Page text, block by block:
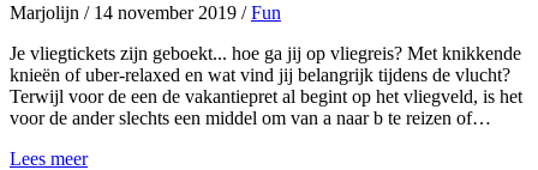
Marjolijn /14 november 2019 / Fun
Je vliegtickets zijn geboekt... hoe ga jij op vliegreis? Met knikkende
knieën of uber-relaxed en wat vind jij belangrijk tijdens de vlucht?
Terwijl voor de een de vakantiepret al begint op het vliegveld, is het
voor de ander slechts een middel om van a naar b te reizen of…
Lees meer